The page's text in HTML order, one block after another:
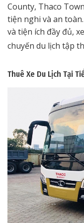
County, Thaco
tiện nghi và an
và tiện ích đầy đủ,
chuyến du lịch tập
Thuê Xe Du Lịch Tại